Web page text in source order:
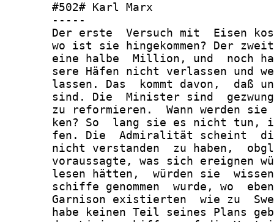
       #502# Karl Marx
       -----
Der erste  Versuch mit  Eisen
wo ist sie hingekommen? Der
eine halbe  Million, und  noch
sere Häfen nicht verlassen und
lassen. Das  kommt davon,  daß
sind. Die  Minister sind
zu reformieren.  Wann werden
ken? So  lang sie es nicht tun,
fen. Die  Admiralität scheint
nicht verstanden  zu haben,
voraussagte, was sich ereignen
lesen hätten,  würden sie
schiffe genommen  wurde, wo
Garnison existierten  wie zu
habe keinen Teil seines Plans